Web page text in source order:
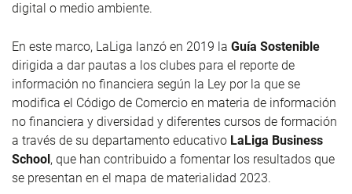
digital o medio ambiente.
En este marco, LaLiga lanzó en 2019 la Guía Sostenible
dirigida a dar pautas a los clubes para el reporte de
información no financiera según la Ley por la que se
modifica el Código de Comercio en materia de información
no financiera y diversidad y diferentes cursos de formación
a través de su departamento educativo LaLiga Business
School , que han contribuido a fomentar los resultados que
se presentan en el mapa de materialidad 2023.